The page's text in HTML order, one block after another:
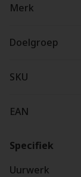
Merk
Doelgroep
SKU
EAN
Specifiek
Uurwerk